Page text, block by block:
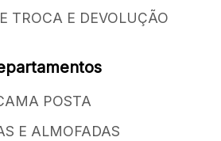
TROCA E DEVOLUÇÃO
POSTA
E ALMOFADAS